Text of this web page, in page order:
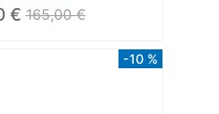
€ 165,00 €
-10 %